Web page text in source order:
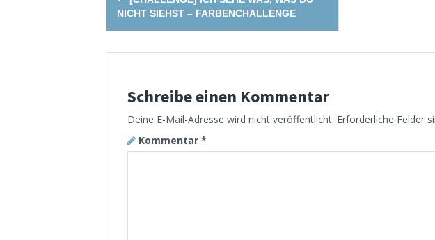
navigation
NICHT SIEHST – FARBENCHALLENGE
Schreibe einen Kommentar
Deine E-Mail-Adresse wird nicht veröffentlicht. Erforderliche Felder
Kommentar *